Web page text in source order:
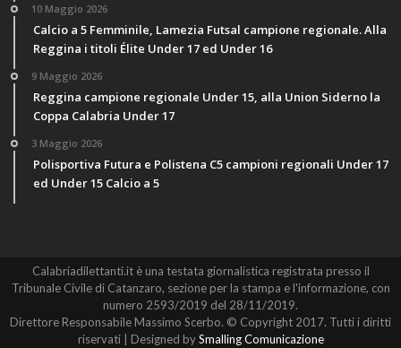
10 Maggio 2026
Calcio a 5 Femminile, Lamezia Futsal campione regionale. Alla
Reggina i titoli Élite Under 17 ed Under 16
9 Maggio 2026
Reggina campione regionale Under 15, alla Union Siderno la
Coppa Calabria Under 17
3 Maggio 2026
Polisportiva Futura e Polistena C5 campioni regionali Under 17
ed Under 15 Calcio a 5
Calabriadilettanti.it è una testata giornalistica registrata presso il
Tribunale Civile di Catanzaro, sezione per la stampa e l'informazione, con
numero 2593/2019 del 28/11/2019.
Direttore Responsabile Massimo Scerbo. © Copyright 2017. Tutti i diritti
riservati | Designed bySmalling Comunicazione